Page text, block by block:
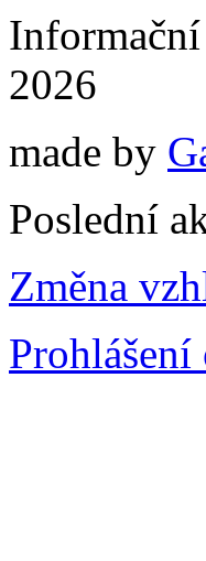
2026
made by
Poslední
Změna